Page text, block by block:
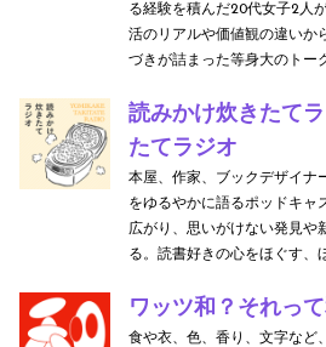
る経験を積んだ20代女子2人
活のリアルや価値観の違いか
づきが詰まった等身大のトー
読みかけ炊きたて
たてラジオ
本屋、作家、ブックデザイナ
をゆるやかに語るポッドキャ
広がり、思いがけない発見や
る。読書好きの心をほぐす、
ワッツ和？それっ
食や衣、色、香り、文字など